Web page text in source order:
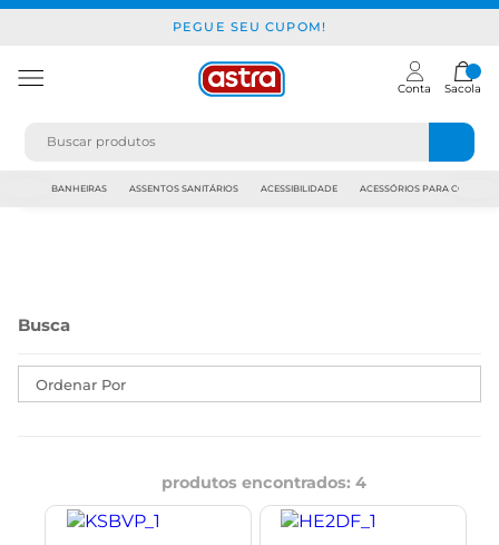
PEGUE SEU CUPOM!
Conta Sacola
BANHEIRAS ASSENTOS SANITÁRIOS ACESSIBILIDADE ACESSÓRIOS PARA
Ordenar Por
produtos encontrados: 4